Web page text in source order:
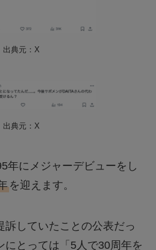
出典元：X
出典元：X
年にメジャーデビューをし
を迎えます。
訴していたことの公表だっ
にとっては「5人で30周年を